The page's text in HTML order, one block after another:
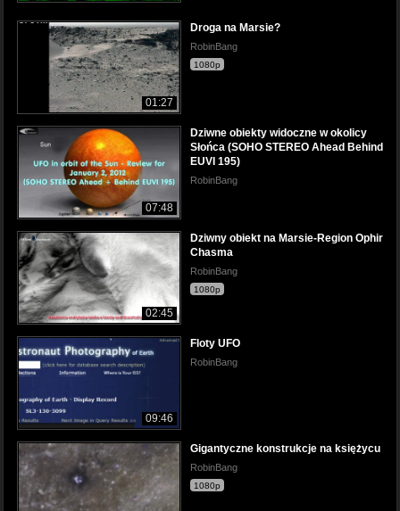
01:27
Droga na Marsie?
RobinBang
1080p
07:48
Dziwne obiekty widoczne w okolicy
Słońca (SOHO STEREO Ahead Behind
EUVI 195)
RobinBang
02:45
Dziwny obiekt na Marsie-Region Ophir
Chasma
RobinBang
1080p
09:46
Floty UFO
RobinBang
Gigantyczne konstrukcje na księżycu
RobinBang
1080p